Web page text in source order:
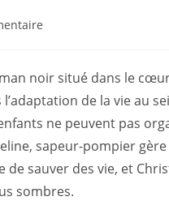
:
noir situé dans le
l’adaptation de la vie au
ne peuvent pas
sapeur-pompier
de sauver des vie, et
sombres.